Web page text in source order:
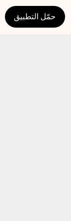
حمّل التطبيق